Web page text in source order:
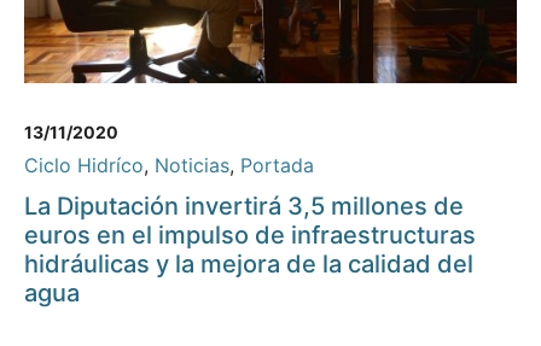
13/11/2020
Ciclo Hidríco, Noticias, Portada
La Diputación invertirá 3,5 millones de
euros en el impulso de infraestructuras
hidráulicas y la mejora de la calidad del
agua